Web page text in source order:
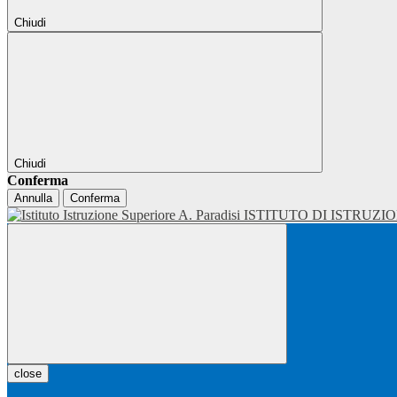
Chiudi
Chiudi
Conferma
Annulla Conferma
ISTITUTO DI
close